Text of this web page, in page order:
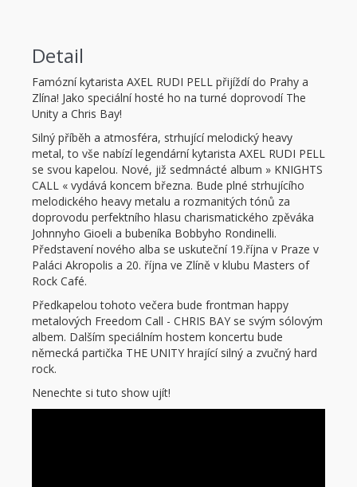
Detail
Famózní kytarista AXEL RUDI PELL přijíždí do Prahy a
Zlína! Jako speciální hosté ho na turné doprovodí The
Unity a Chris Bay!
Silný příběh a atmosféra, strhující melodický heavy
metal, to vše nabízí legendární kytarista AXEL RUDI PELL
se svou kapelou. Nové, již sedmnácté album » KNIGHTS
CALL « vydává koncem března. Bude plné strhujícího
melodického heavy metalu a rozmanitých tónů za
doprovodu perfektního hlasu charismatického zpěváka
Johnnyho Gioeli a bubeníka Bobbyho Rondinelli.
Představení nového alba se uskuteční 19.října v Praze v
Paláci Akropolis a 20. října ve Zlíně v klubu Masters of
Rock Café.
Předkapelou tohoto večera bude frontman happy
metalových Freedom Call - CHRIS BAY se svým sólovým
albem. Dalším speciálním hostem koncertu bude
německá partička THE UNITY hrající silný a zvučný hard
rock.
Nenechte si tuto show ujít!